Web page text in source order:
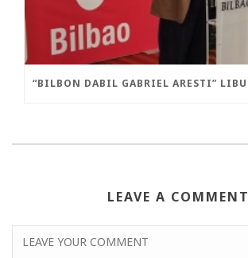
LEAVE A COMMENT